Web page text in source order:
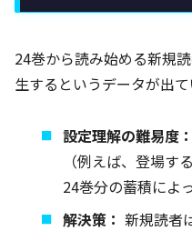
24巻から読み始める新規読
生するというデータが出て
設定理解の難易度：
（例えば、登場す
24巻分の蓄積によ
解決策： 新規読者